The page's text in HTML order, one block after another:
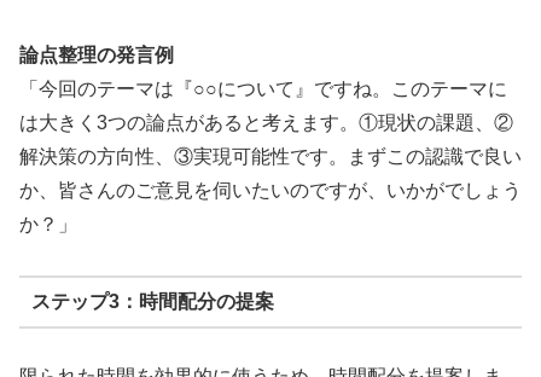
論点整理の発言例
「今回のテーマは『○○について』ですね。このテーマに
は大きく3つの論点があると考えます。①現状の課題、②
解決策の方向性、③実現可能性です。まずこの認識で良い
か、皆さんのご意見を伺いたいのですが、いかがでしょう
か？」
ステップ3：時間配分の提案